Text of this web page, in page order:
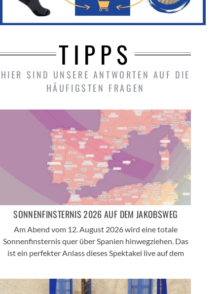
TIPPS
HIER SIND UNSERE ANTWORTEN AUF DIE
HÄUFIGSTEN FRAGEN
SONNENFINSTERNIS 2026 AUF DEM JAKOBSWEG
Am Abend vom 12. August 2026 wird eine totale
Sonnenfinsternis quer über Spanien hinwegziehen. Das
ist ein perfekter Anlass dieses Spektakel live auf dem